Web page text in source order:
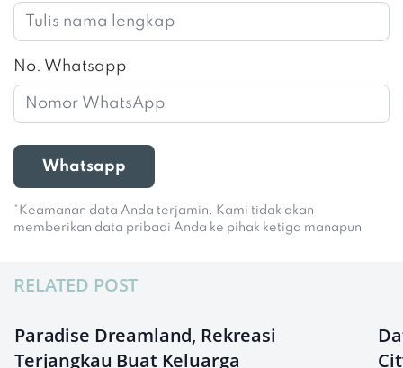
No. Whatsapp
Whatsapp
*Keamanan data Anda terjamin. Kami tidak akan
memberikan data pribadi Anda ke pihak ketiga manapun
RELATED POST
Paradise Dreamland, Rekreasi
Terjangkau Buat Keluarga